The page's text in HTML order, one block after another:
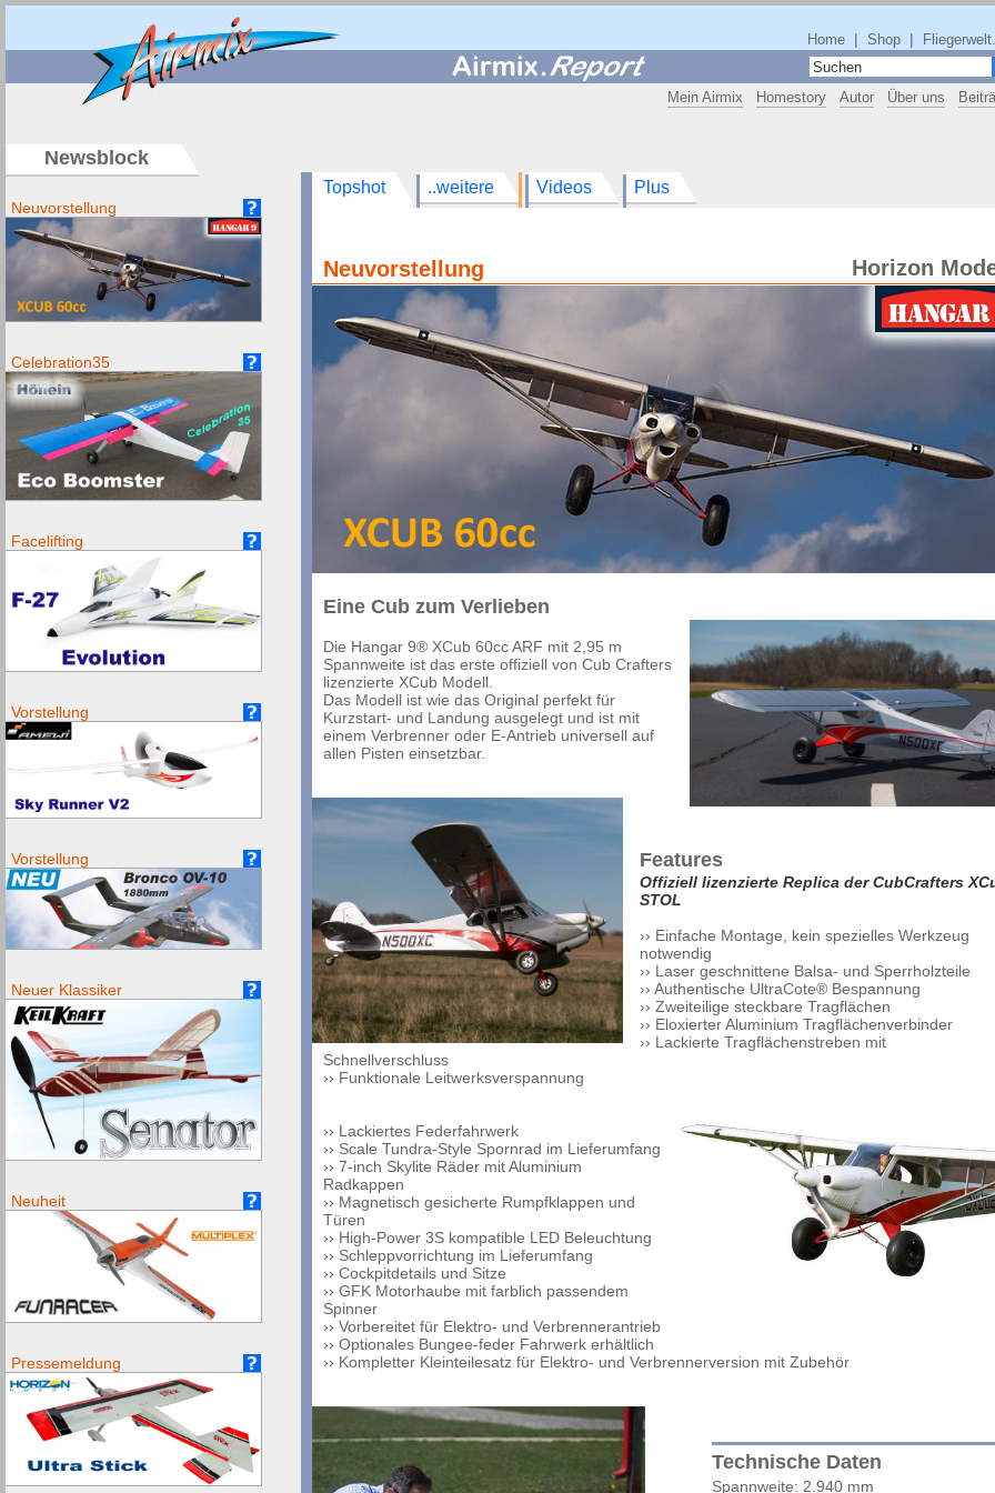
Home | Shop |
Mein Airmix Homestory Autor Über uns
Newsblock
Neuvorstellung
Celebration35
Facelifting
Vorstellung
Vorstellung
Neuer Klassiker
Neuheit
Pressemeldung
Topshot ..weitere Videos Plus
Neuvorstellung Horizon
Eine Cub zum Verlieben
Die Hangar 9® XCub 60cc ARF mit 2,95 m
Spannweite ist das erste offiziell von Cub Crafters
lizenzierte XCub Modell.
Das Modell ist wie das Original perfekt für
Kurzstart- und Landung ausgelegt und ist mit
einem Verbrenner oder E-Antrieb universell auf
allen Pisten einsetzbar.
Features
Offiziell lizenzierte Replica der CubCrafters
STOL
›› Einfache Montage, kein spezielles Werkzeug
notwendig
›› Laser geschnittene Balsa- und Sperrholzteile
›› Authentische UltraCote® Bespannung
›› Zweiteilige steckbare Tragflächen
›› Eloxierter Aluminium Tragflächenverbinder
›› Lackierte Tragflächenstreben mit
Schnellverschluss
›› Funktionale Leitwerksverspannung
›› Lackiertes Federfahrwerk
›› Scale Tundra-Style Spornrad im Lieferumfang
›› 7-inch Skylite Räder mit Aluminium
Radkappen
›› Magnetisch gesicherte Rumpfklappen und
Türen
›› High-Power 3S kompatible LED Beleuchtung
›› Schleppvorrichtung im Lieferumfang
›› Cockpitdetails und Sitze
›› GFK Motorhaube mit farblich passendem
Spinner
›› Vorbereitet für Elektro- und Verbrennerantrieb
›› Optionales Bungee-feder Fahrwerk erhältlich
›› Kompletter Kleinteilesatz für Elektro- und Verbrennerversion mit Zubehör
Technische Daten
Spannweite: 2.940 mm